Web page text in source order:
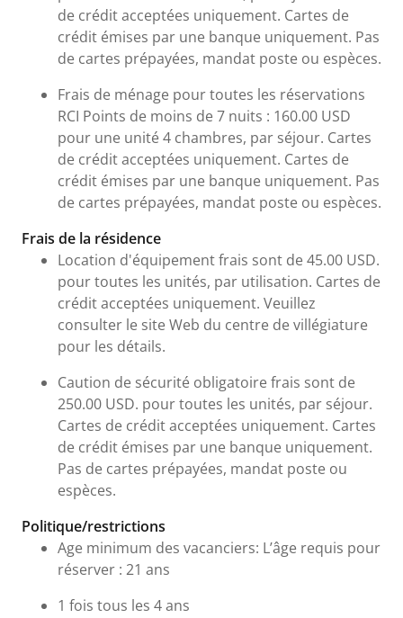
de crédit acceptées uniquement. Cartes de
crédit émises par une banque uniquement. Pas
de cartes prépayées, mandat poste ou espèces.
Frais de ménage pour toutes les réservations
RCI Points de moins de 7 nuits : 160.00 USD
pour une unité 4 chambres, par séjour. Cartes
de crédit acceptées uniquement. Cartes de
crédit émises par une banque uniquement. Pas
de cartes prépayées, mandat poste ou espèces.
Frais de la résidence
Location d'équipement frais sont de 45.00 USD.
pour toutes les unités, par utilisation. Cartes de
crédit acceptées uniquement. Veuillez
consulter le site Web du centre de villégiature
pour les détails.
Caution de sécurité obligatoire frais sont de
250.00 USD. pour toutes les unités, par séjour.
Cartes de crédit acceptées uniquement. Cartes
de crédit émises par une banque uniquement.
Pas de cartes prépayées, mandat poste ou
espèces.
Politique/restrictions
Age minimum des vacanciers: L’âge requis pour
réserver : 21 ans
1 fois tous les 4 ans